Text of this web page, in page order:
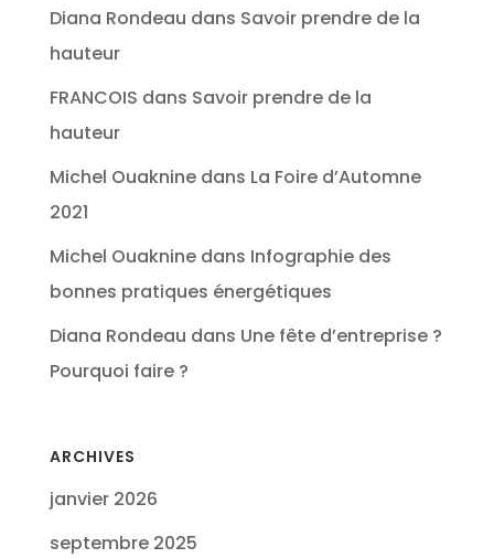
Diana Rondeau dans Savoir prendre de la
hauteur
FRANCOIS dans Savoir prendre de la
hauteur
Michel Ouakninedans La Foire d’Automne
2021
Michel Ouakninedans Infographie des
bonnes pratiques énergétiques
Diana Rondeau dans Une fête d’entreprise ?
Pourquoi faire ?
ARCHIVES
janvier 2026
septembre 2025